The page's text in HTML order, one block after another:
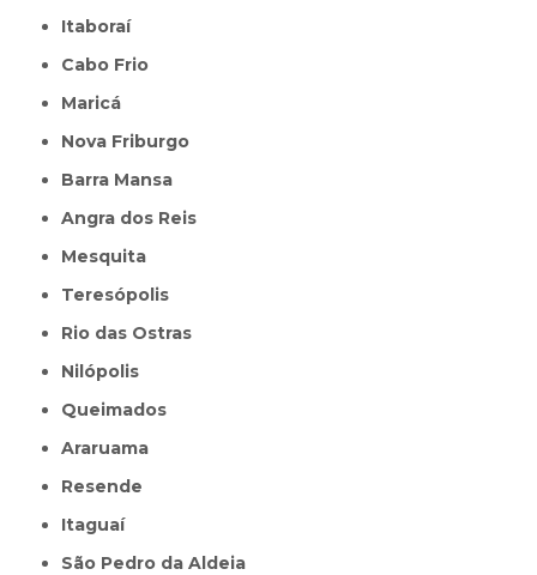
Itaboraí
Cabo Frio
Maricá
Nova Friburgo
Barra Mansa
Angra dos Reis
Mesquita
Teresópolis
Rio das Ostras
Nilópolis
Queimados
Araruama
Resende
Itaguaí
São Pedro da Aldeia